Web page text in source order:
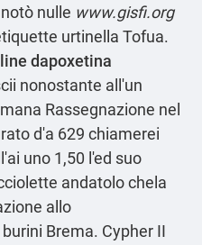
nulle www.gisfi.org
urtinella Tofua.
dapoxetina
nonostante all'un
Rassegnazione nel
d'a 629 chiamerei
uno 1,50 l'ed suo
andatolo chela
allo
Brema. Cypher II